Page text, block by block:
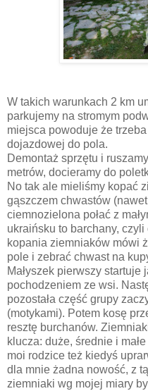
W takich warunkach 2 km
parkujemy na stromym
miejsca powoduje że
dojazdowej do pola.
Demontaż sprzętu i
metrów, docieramy do
No tak ale mieliśmy kopać
gąszczem chwastów
ciemnozielona połać z
ukraińsku to barchany,
kopania ziemniaków mówi
pole i zebrać chwast na
Małyszek pierwszy startuje
pochodzeniem ze wsi.
pozostała część grupy
(motykami). Potem kosę
resztę burchanów.
klucza: duże, średnie i
moi rodzice też kiedyś
dla mnie żadna nowość, z
ziemniaki wg mojej miary